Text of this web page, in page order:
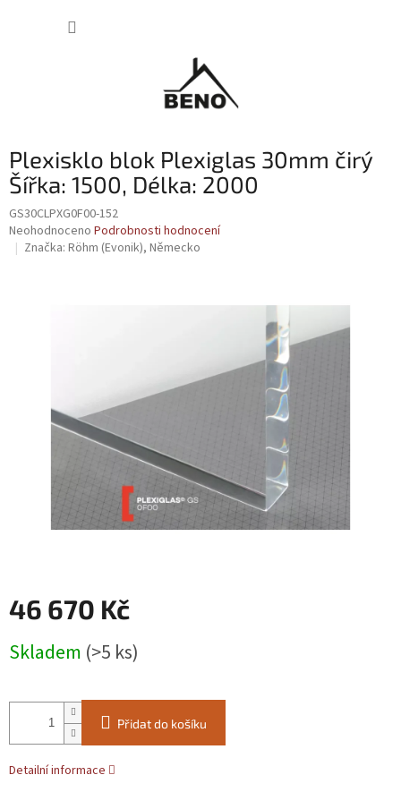
Plexisklo blok Plexiglas 30mm čirý
Šířka: 1500, Délka: 2000
GS30CLPXG0F00-152
Průměrné
hodnocení
Neohodnoceno Podrobnosti hodnocení
Značka: Röhm (Evonik), Německo
46 670 Kč
cena:
Skladem (>5 ks)
Přidat do košíku
Detailní informace